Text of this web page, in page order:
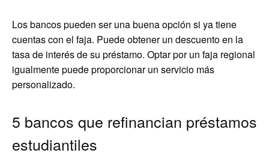
Los bancos pueden ser una buena opción si ya tiene
cuentas con el faja. Puede obtener un descuento en la
tasa de interés de su préstamo. Optar por un faja regional
igualmente puede proporcionar un servicio más
personalizado.
5 bancos que refinancian préstamos
estudiantiles